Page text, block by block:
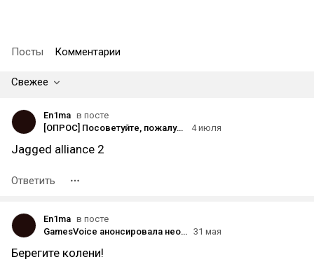
Посты Комментарии
Свежее
En1ma в посте
[ОПРОС] Посоветуйте, пожалуйста, ОДНУ игру
4 июля
Jagged alliance 2
Ответить
En1ma в посте
GamesVoice анонсировала неофициальный дубляж на русском языке для Cyberpunk 2077: Phantom Liberty 31 мая
Берегите колени!